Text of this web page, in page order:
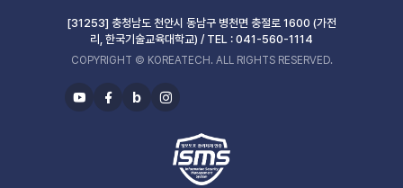
[31253] 충청남도 천안시 동남구 병천면 충절로 1600 (가전
리, 한국기술교육대학교) / TEL : 041-560-1114
COPYRIGHT © KOREATECH. ALL RIGHTS RESERVED.
유
페
b
블
인
타
그